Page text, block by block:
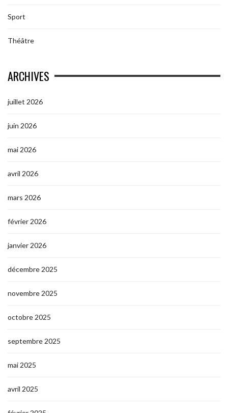
Sport
Théâtre
ARCHIVES
juillet 2026
juin 2026
mai 2026
avril 2026
mars 2026
février 2026
janvier 2026
décembre 2025
novembre 2025
octobre 2025
septembre 2025
mai 2025
avril 2025